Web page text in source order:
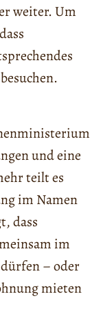
weiter. Um
und eine
teilt es
im Namen
dass
im
– oder
mieten